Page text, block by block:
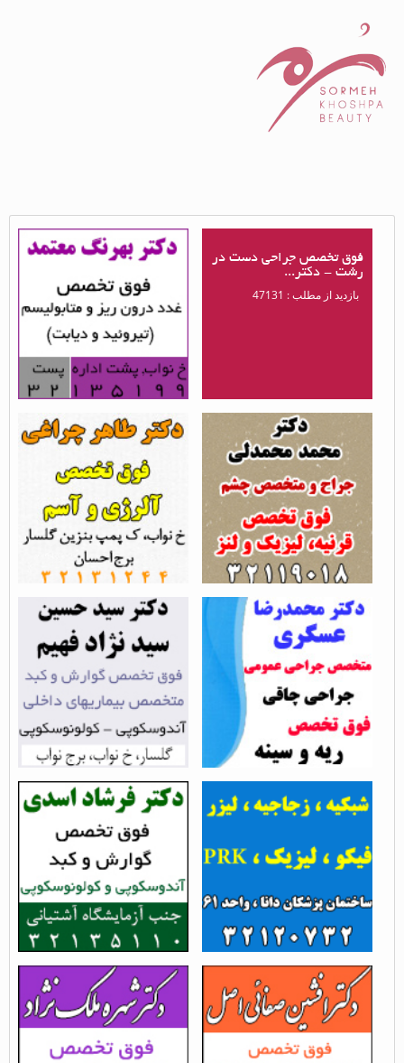
فوق تخصص غدد در رشت -
بازدید از مطلب : 85832
فوق تخصص جراحی دست در
رشت - دکتر...
بازدید از مطلب : 47131
دکتر طاهر چراغی - فوق
تخصص آلرژی و...
بازدید از مطلب : 37454
جراحی قرنیه در رشت -
دکتر محمد محمدلی...
بازدید از مطلب : 33912
دکتر سید حسین سید نژاد
فهیم - فوق...
بازدید از مطلب : 32968
جراحی چاقی در رشت -
دکتر محمدرضا عسگری...
بازدید از مطلب : 26007
دکتر فرشاد اسدی - فوق
تخصص بیماریهای گوارشی...
بازدید از مطلب : 24749
دکتر امیررضا کهر کبودی -
بازدید از مطلب : 22644
دکتر شهره ملک نژاد(فوق
تخصص کودکان)
بازدید از مطلب : 22370
دکتر افشین صفائی
اصل(فوق تخصص کلیه
کودکان)
بازدید از مطلب : 18085